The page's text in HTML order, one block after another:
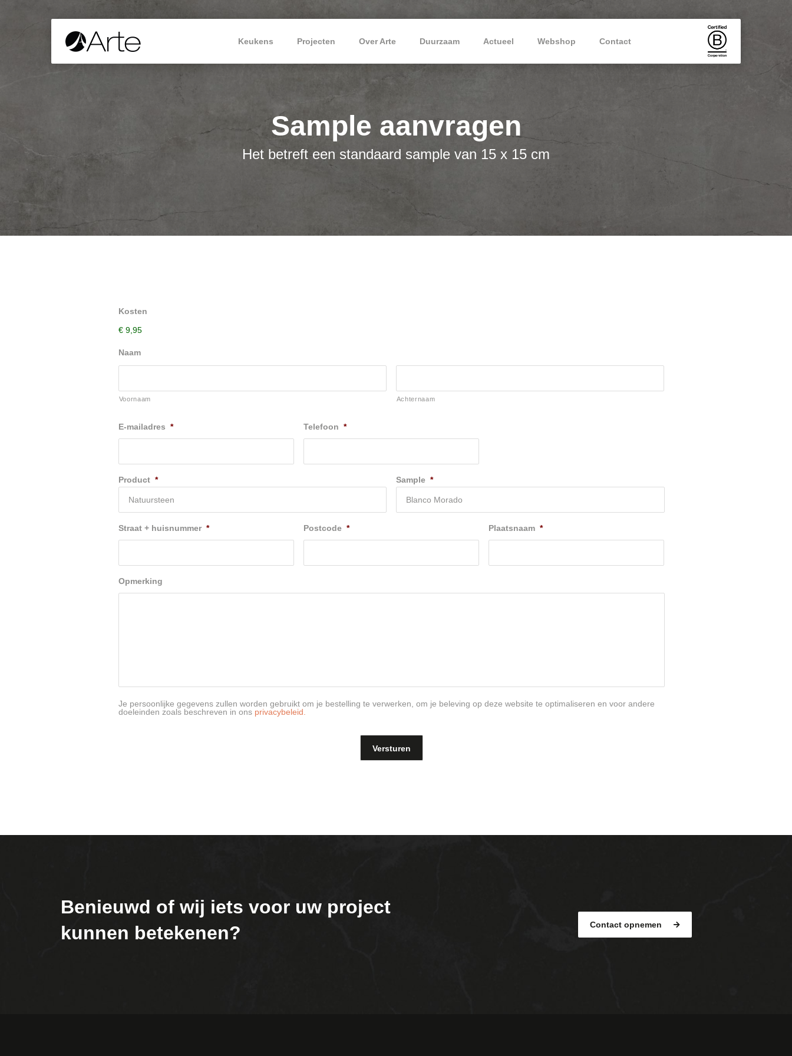
Keukens Projecten Over Arte Duurzaam Actueel Webshop Contact
Sample aanvragen
Het betreft een standaard sample van 15 x 15 cm
Kosten
€ 9,95
Naam
Voornaam Achternaam
E-mailadres * Telefoon *
Product * Sample *
Straat + huisnummer * Postcode * Plaatsnaam *
Opmerking
Je persoonlijke gegevens zullen worden gebruikt om je bestelling te verwerken, om je beleving op deze website te optimaliseren en voor andere
doeleinden zoals beschreven in ons privacybeleid.
Benieuwd of wij iets voor uw project
kunnen betekenen?
Contact opnemen